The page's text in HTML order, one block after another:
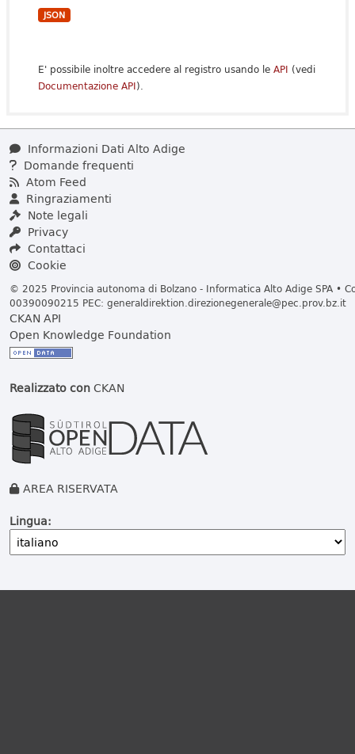
JSON
E' possibile inoltre accedere al registro usando le API (vedi
Documentazione API).
Informazioni Dati Alto Adige
Domande frequenti
Atom Feed
Ringraziamenti
Note legali
Privacy
Contattaci
Cookie
© 2025 Provincia autonoma di Bolzano - Informatica Alto Adige SPA •
00390090215 PEC: generaldirektion.direzionegenerale@pec.prov.bz.it
CKAN API
Open Knowledge Foundation
Realizzato conCKAN
AREA RISERVATA
Lingua